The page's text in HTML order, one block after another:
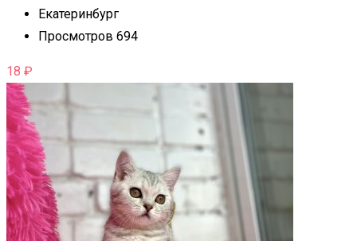
Екатеринбург
Просмотров 694
18 ₽